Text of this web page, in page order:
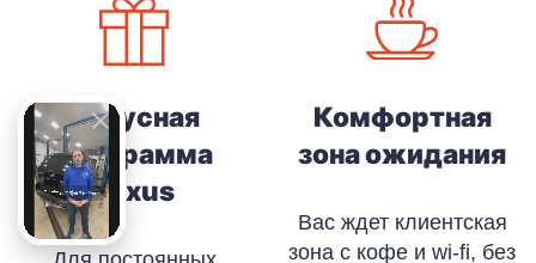
Бонусная
программа
Lexus
Комфортная
зона ожидания
Вас ждет клиентская
зона с кофе и wi-fi, без